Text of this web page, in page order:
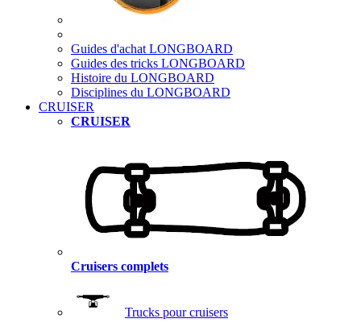
Guides d'achat LONGBOARD
Guides des tricks LONGBOARD
Histoire du LONGBOARD
Disciplines du LONGBOARD
CRUISER
CRUISER
Cruisers complets
Trucks pour cruisers